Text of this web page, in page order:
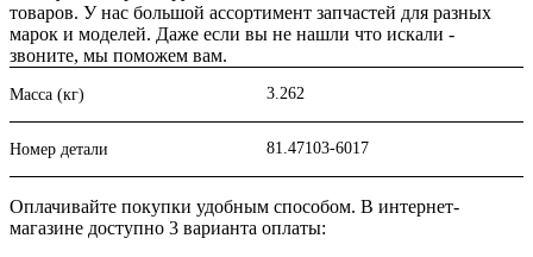
товаров. У нас большой ассортимент запчастей для разных
марок и моделей. Даже если вы не нашли что искали -
звоните, мы поможем вам.
Масса (кг) 3.262
Номер детали 81.47103-6017
Оплачивайте покупки удобным способом. В интернет-
магазине доступно 3 варианта оплаты: